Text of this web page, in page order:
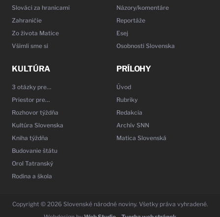
Slováci za hranicami
Zahraničie
Zo života Matice
Všimli sme si
Názory/komentáre
Reportáže
Esej
Osobnosti Slovenska
KULTÚRA
3 otázky pre…
Priestor pre…
Rozhovor týždňa
Kultúra Slovenska
Kniha týždňa
Budovanie štátu
Orol Tatranský
Rodina a škola
PRÍLOHY
Úvod
Rubriky
Redakcia
Archív SNN
Matica Slovenská
Copyright © 2026 Slovenské národné noviny. Všetky práva vyhradené.